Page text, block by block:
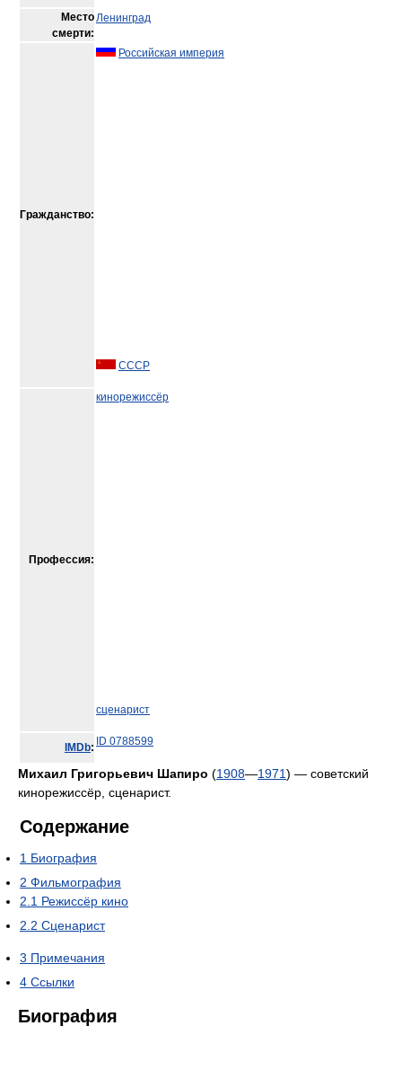
Место
смерти:
Ленинград
Гражданство:
Российская империя
СССР
Профессия:
кинорежиссёр
сценарист
IMDb: ID 0788599
Михаил Григорьевич Шапиро (1908—1971) — советский
кинорежиссёр, сценарист.
Содержание
1 Биография
2 Фильмография
2.1 Режиссёр кино
2.2 Сценарист
3 Примечания
4 Ссылки
Биография